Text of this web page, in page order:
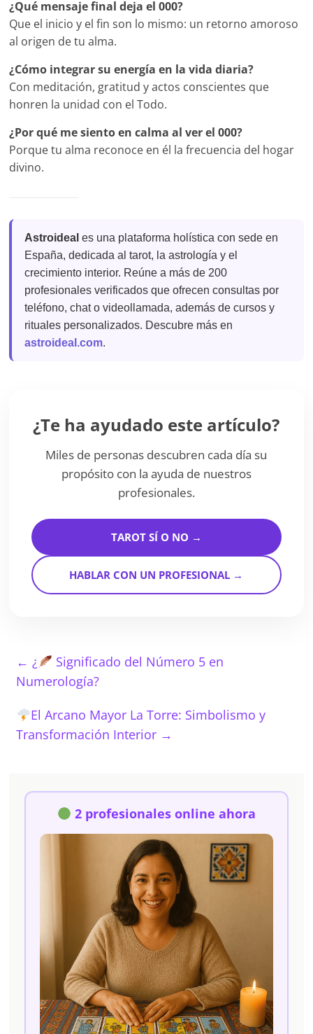
¿Qué mensaje final deja el 000?
Que el inicio y el fin son lo mismo: un retorno amoroso
al origen de tu alma.
¿Cómo integrar su energía en la vida diaria?
Con meditación, gratitud y actos conscientes que
honren la unidad con el Todo.
¿Por qué me siento en calma al ver el 000?
Porque tu alma reconoce en él la frecuencia del hogar
divino.
Astroideal es una plataforma holística con sede en
España, dedicada al tarot, la astrología y el
crecimiento interior. Reúne a más de 200
profesionales verificados que ofrecen consultas por
teléfono, chat o videollamada, además de cursos y
rituales personalizados. Descubre más en
astroideal.com.
¿Te ha ayudado este artículo?
Miles de personas descubren cada día su
propósito con la ayuda de nuestros
profesionales.
TAROT SÍ O NO →
HABLAR CON UN PROFESIONAL →
← ¿
Significado del Número 5 en
Numerología?
El Arcano Mayor La Torre: Simbolismo y
Transformación Interior →
2 profesionales online ahora